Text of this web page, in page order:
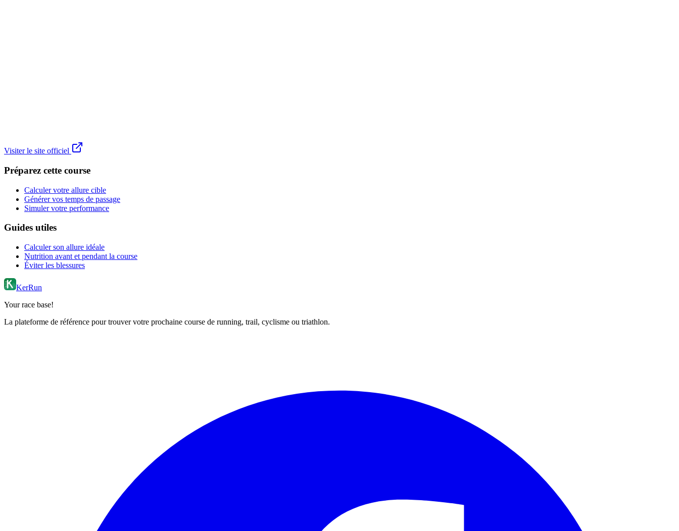
Visiter le site officiel
Préparez cette course
Calculer votre allure cible
Générer vos temps de passage
Simuler votre performance
Guides utiles
Calculer son allure idéale
Nutrition avant et pendant la course
Éviter les blessures
KerRun
Your race base!
La plateforme de référence pour trouver votre prochaine course de running, trail, cyclisme ou triathlon.